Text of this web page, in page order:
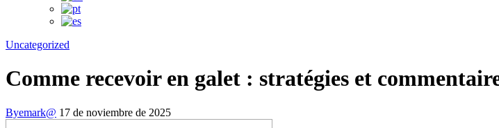
Uncategorized
Comme recevoir en galet : stratégies et
Byemark@ 17 de noviembre de 2025